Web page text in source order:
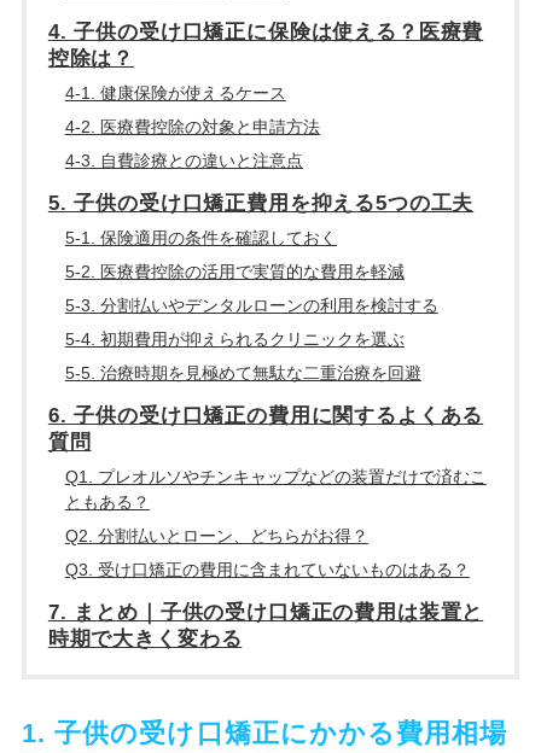
4. 子供の受け口矯正に保険は使える？医療費
控除は？
4-1. 健康保険が使えるケース
4-2. 医療費控除の対象と申請方法
4-3. 自費診療との違いと注意点
5. 子供の受け口矯正費用を抑える5つの工夫
5-1. 保険適用の条件を確認しておく
5-2. 医療費控除の活用で実質的な費用を軽減
5-3. 分割払いやデンタルローンの利用を検討する
5-4. 初期費用が抑えられるクリニックを選ぶ
5-5. 治療時期を見極めて無駄な二重治療を回避
6. 子供の受け口矯正の費用に関するよくある
質問
Q1. プレオルソやチンキャップなどの装置だけで済むこ
ともある？
Q2. 分割払いとローン、どちらがお得？
Q3. 受け口矯正の費用に含まれていないものはある？
7. まとめ｜子供の受け口矯正の費用は装置と
時期で大きく変わる
1. 子供の受け口矯正にかかる費用相場